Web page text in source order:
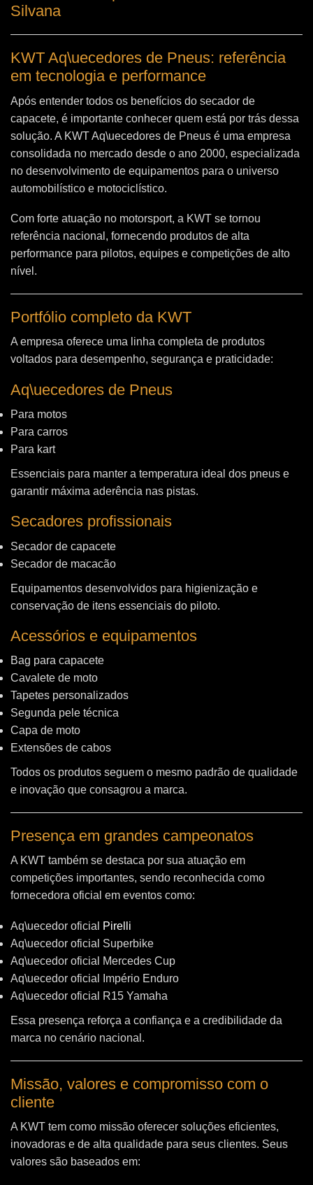
Silvana
KWT Aq\uecedores de Pneus: referência
em tecnologia e performance
Após entender todos os benefícios do secador de
capacete, é importante conhecer quem está por trás dessa
solução. A KWT Aq\uecedores de Pneus é uma empresa
consolidada no mercado desde o ano 2000, especializada
no desenvolvimento de equipamentos para o universo
automobilístico e motociclístico.
Com forte atuação no motorsport, a KWT se tornou
referência nacional, fornecendo produtos de alta
performance para pilotos, equipes e competições de alto
nível.
Portfólio completo da KWT
A empresa oferece uma linha completa de produtos
voltados para desempenho, segurança e praticidade:
Aq\uecedores de Pneus
Para motos
Para carros
Para kart
Essenciais para manter a temperatura ideal dos pneus e
garantir máxima aderência nas pistas.
Secadores profissionais
Secador de capacete
Secador de macacão
Equipamentos desenvolvidos para higienização e
conservação de itens essenciais do piloto.
Acessórios e equipamentos
Bag para capacete
Cavalete de moto
Tapetes personalizados
Segunda pele técnica
Capa de moto
Extensões de cabos
Todos os produtos seguem o mesmo padrão de qualidade
e inovação que consagrou a marca.
Presença em grandes campeonatos
A KWT também se destaca por sua atuação em
competições importantes, sendo reconhecida como
fornecedora oficial em eventos como:
Aq\uecedor oficial
Pirelli
Aq\uecedor oficial Superbike
Aq\uecedor oficial Mercedes Cup
Aq\uecedor oficial Império Enduro
Aq\uecedor oficial R15 Yamaha
Essa presença reforça a confiança e a credibilidade da
marca no cenário nacional.
Missão, valores e compromisso com o
cliente
A KWT tem como missão oferecer soluções eficientes,
inovadoras e de alta qualidade para seus clientes. Seus
valores são baseados em: